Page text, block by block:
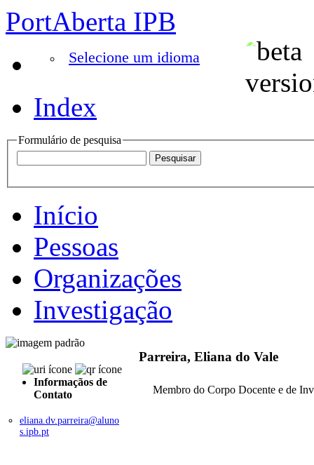
PortAberta IPB
Selecione um idioma
Index
Formulário de pesquisa
Início
Pessoas
Organizações
Investigação
Informaçãos de
Contato
eliana.dv.parreira@aluno
s.ipb.pt
Parreira, Eliana do Vale
Membro do Corpo Docente e de